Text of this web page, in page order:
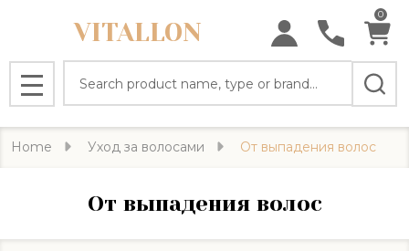
VITALLON
0
MENU
Home Уход за волосами От выпадения волос
От выпадения волос